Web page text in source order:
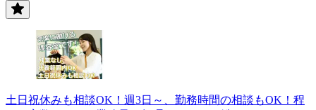
土日祝休みも相談OK！週3日～、勤務時間の相談もOK！程